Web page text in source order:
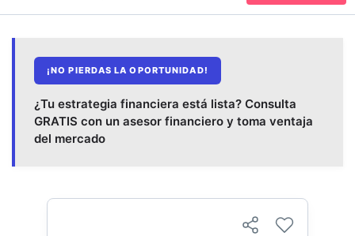
¡NO PIERDAS LA OPORTUNIDAD!
¿Tu estrategia financiera está lista? Consulta
GRATIS con un asesor financiero y toma ventaja
del mercado